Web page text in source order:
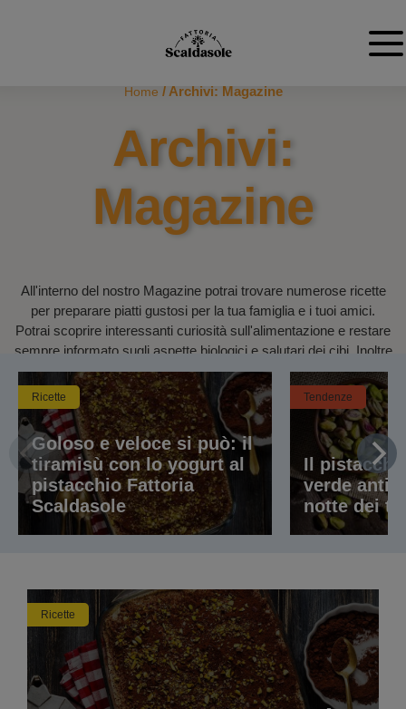
Home/ Archivi: Magazine
Archivi:
Magazine
All'interno del nostro Magazine potrai trovare numerose ricette
per preparare piatti gustosi per la tua famiglia e i tuoi amici.
Potrai scoprire interessanti curiosità sull'alimentazione e restare
sempre informato sugli aspette biologici e salutari dei cibi. Inoltre
troverai tanti consigli rivolti ai più piccoli e simpatiche attività da
svolgere con loro o per il tuo tempo libero!
Goloso e veloce si può: il
tiramisù con lo yogurt al
pistacchio Fattoria
Scaldasole
Ricette
Il
verde
notte dei
Tendenze
Ricette